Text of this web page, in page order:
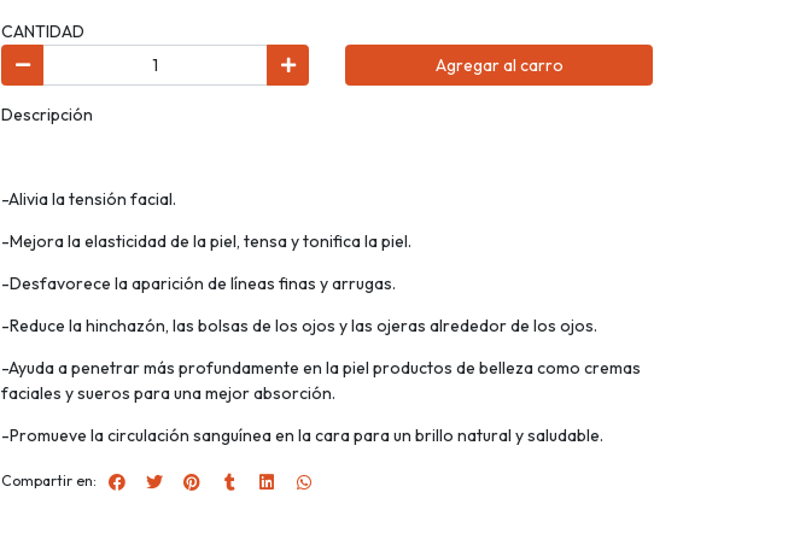
CANTIDAD
Agregar al carro
Descripción
-Alivia la tensión facial.
-Mejora la elasticidad de la piel, tensa y tonifica la piel.
-Desfavorece la aparición de líneas finas y arrugas.
-Reduce la hinchazón, las bolsas de los ojos y las ojeras alrededor de los ojos.
-Ayuda a penetrar más profundamente en la piel productos de belleza como cremas
faciales y sueros para una mejor absorción.
-Promueve la circulación sanguínea en la cara para un brillo natural y saludable.
Compartir en: